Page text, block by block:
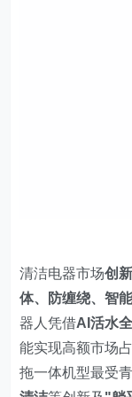
清洁电器市场创
体、防缠绕、智
器人凭借AI活水
能实现高额市场
拖一体机型最受